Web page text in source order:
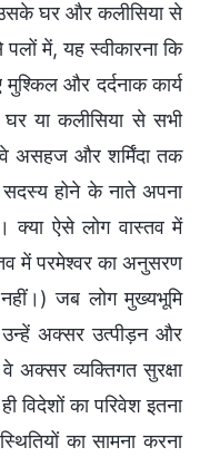
घर और कलीसिया से
में, यह स्वीकारना कि
और दर्दनाक कार्य
या कलीसिया से सभी
असहज और शर्मिंदा तक
होने के नाते अपना
क्या ऐसे लोग वास्तव में
में परमेश्वर का अनुसरण
जब लोग मुख्यभूमि
उन्हें अक्सर उत्पीड़न और
अक्सर व्यक्तिगत सुरक्षा
विदेशों का परिवेश इतना
का सामना करना